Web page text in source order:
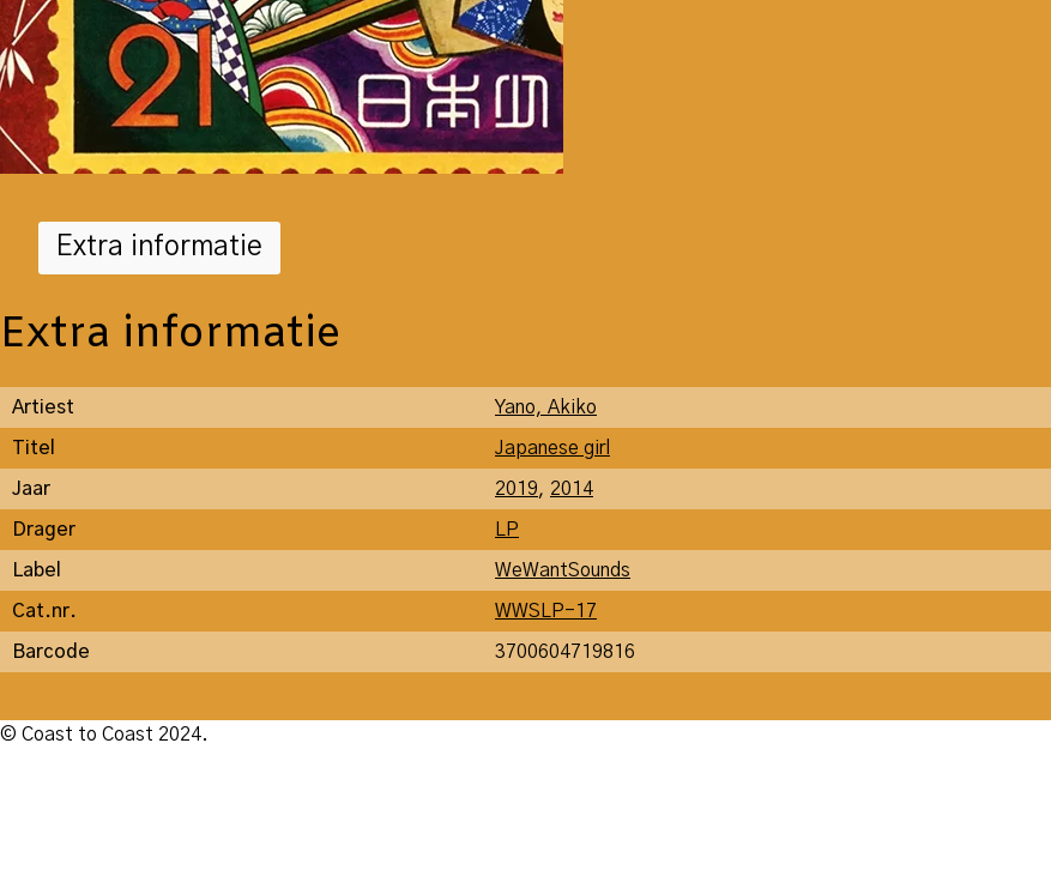
Extra informatie
Extra informatie
Artiest Yano, Akiko
Titel Japanese girl
Jaar 2019, 2014
Drager LP
Label WeWantSounds
Cat.nr. WWSLP-17
Barcode 3700604719816
© Coast to Coast 2024.